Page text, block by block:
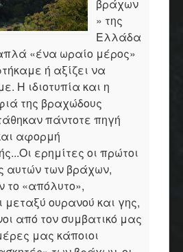
βράχων
» της
Ελλάδα
«ένα ωραίο μέρος»
ή αξίζει να
Η ιδιοτυπία και η
της βραχώδους
πάντοτε πηγή
αφορμή
ερημίτες οι πρώτοι
αυτών των βράχων,
το «απόλυτο»,
μεταξύ ουρανού και γης,
από τον συμβατικό μας
μας κάποιοι